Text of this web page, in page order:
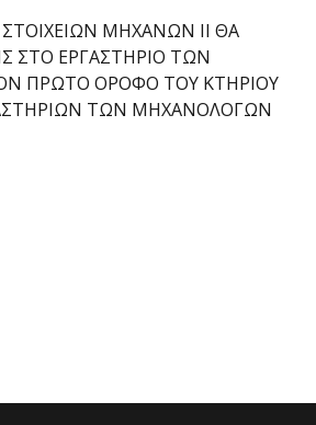
ΜΗΧΑΝΩΝ ΙΙ ΘΑ
ΣΤΟ ΕΡΓΑΣΤΗΡΙΟ ΤΩΝ
ΠΡΩΤΟ ΟΡΟΦΟ ΤΟΥ ΚΤΗΡΙΟΥ
ΤΩΝ ΜΗΧΑΝΟΛΟΓΩΝ